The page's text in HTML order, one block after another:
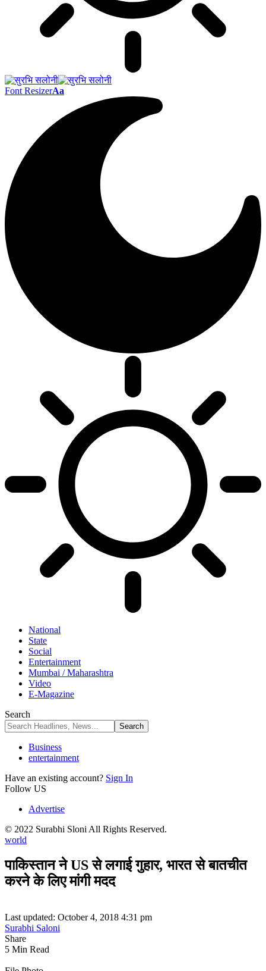
Font ResizerAa
National
State
Social
Entertainment
Mumbai / Maharashtra
Video
E-Magazine
Search
Business
entertainment
Have an existing account? Sign In
Follow US
Advertise
© 2022 Surabhi Sloni All Rights Reserved.
world
पाकिस्तान ने US से लगाई गुहार, भारत से बातचीत
करने के लिए मांगी मदद
Last updated: October 4, 2018 4:31 pm
Surabhi Saloni
Share
5 Min Read